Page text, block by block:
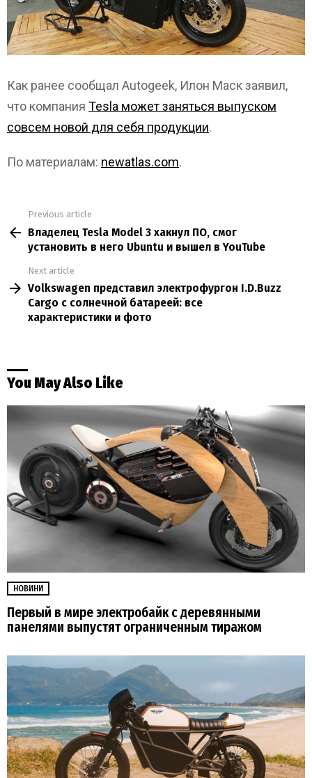
Как ранее сообщал Autogeek, Илон Маск заявил,
что компания Tesla может заняться выпуском
совсем новой для себя продукции.
По материалам: newatlas.com.
more
Previous article
Владелец Tesla Model 3 хакнул ПО, смог
установить в него Ubuntu и вышел в YouTube
Next article
Volkswagen представил электрофургон I.D.Buzz
Cargo с солнечной батареей: все
характеристики и фото
You May Also Like
НОВИНИ
Первый в мире электробайк с деревянными
панелями выпустят ограниченным тиражом